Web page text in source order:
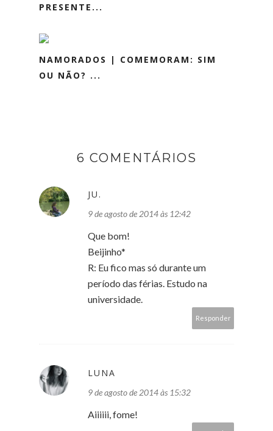
PRESENTE...
NAMORADOS | COMEMORAM: SIM
OU NÃO? ...
6 COMENTÁRIOS
JU.
9 de agosto de 2014 às 12:42
Que bom!
Beijinho*
R: Eu fico mas só durante um
período das férias. Estudo na
universidade.
Responder
LUNA
9 de agosto de 2014 às 15:32
Aiiiiii, fome!